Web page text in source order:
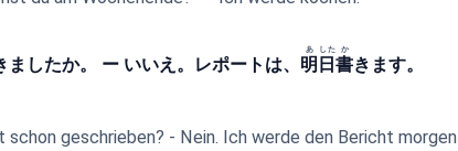
ましたか。 ー いいえ。レポートは、 明
あ
日
した
書
か
きます。
schon geschrieben? - Nein. Ich werde den Bericht morgen